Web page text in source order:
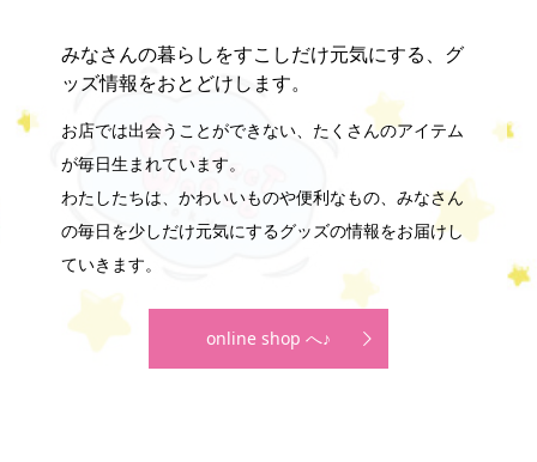
みなさんの暮らしをすこしだけ元気にする、グ
ッズ情報をおとどけします。
お店では出会うことができない、たくさんのアイテム
が毎日生まれています。
わたしたちは、かわいいものや便利なもの、みなさん
の毎日を少しだけ元気にするグッズの情報をお届けし
ていきます。
online shop へ♪